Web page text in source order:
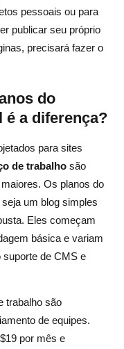
pessoais ou para
publicar seu próprio
precisará fazer o
do
é a diferença?
para sites
de trabalho são
Os planos do
um blog simples
Eles começam
básica e variam
de CMS e
trabalho são
de equipes.
por mês e